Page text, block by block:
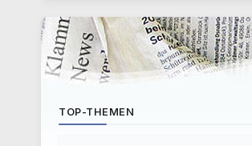
TOP-THEMEN